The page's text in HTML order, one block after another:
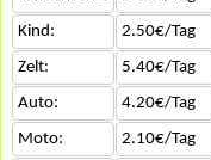
Kind:
2.50€/Tag
Zelt:
5.40€/Tag
Auto:
4.20€/Tag
Moto:
2.10€/Tag